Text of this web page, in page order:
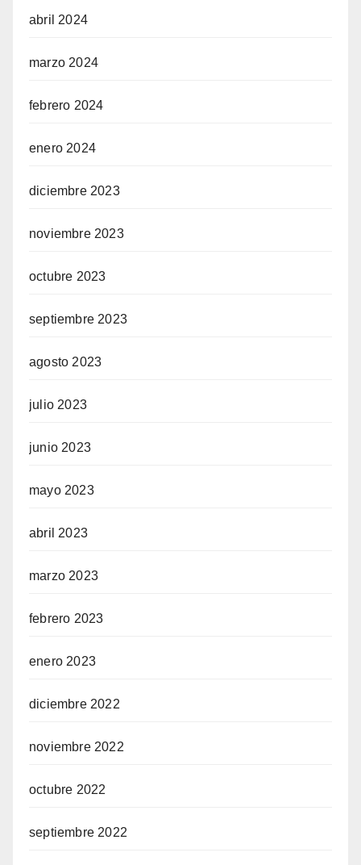
abril 2024
marzo 2024
febrero 2024
enero 2024
diciembre 2023
noviembre 2023
octubre 2023
septiembre 2023
agosto 2023
julio 2023
junio 2023
mayo 2023
abril 2023
marzo 2023
febrero 2023
enero 2023
diciembre 2022
noviembre 2022
octubre 2022
septiembre 2022